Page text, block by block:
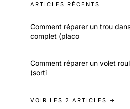
ARTICLES RÉCENTS
Comment réparer un trou
complet (placo
Comment réparer un volet
(sorti
VOIR LES 2 ARTICLES →